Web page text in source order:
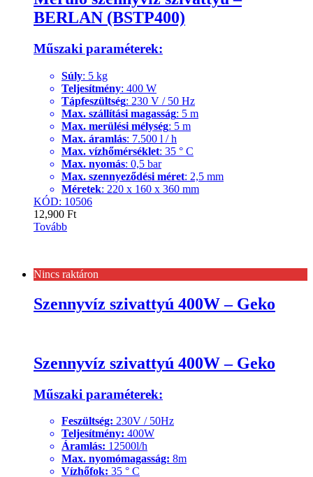
BERLAN (BSTP400)
Műszaki paraméterek:
Súly: 5 kg
Teljesítmény: 400 W
Tápfeszültség: 230 V / 50 Hz
Max. szállítási magasság: 5 m
Max. merülési mélység: 5 m
Max. áramlás: 7.500 l / h
Max. vízhőmérséklet: 35 ° C
Max. nyomás: 0,5 bar
Max. szennyeződési méret: 2,5 mm
Méretek: 220 x 160 x 360 mm
KÓD: 10506
12,900 Ft
Tovább
Nincs raktáron
Szennyvíz szivattyú 400W – Geko
Szennyvíz szivattyú 400W – Geko
Műszaki paraméterek:
Feszültség: 230V / 50Hz
Teljesítmény: 400W
Áramlás: 12500l/h
Max. nyomómagasság: 8m
Vízhőfok: 35 ° C